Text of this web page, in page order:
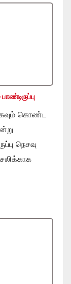
கொண்ட
நெசவு